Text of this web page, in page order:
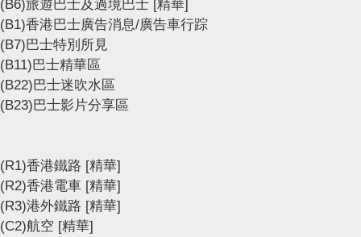
(B6)旅遊巴士及過境巴士 [精華]
(B1)香港巴士廣告消息/廣告車行踪
(B7)巴士特別所見
(B11)巴士精華區
(B22)巴士迷吹水區
(B23)巴士影片分享區
(R1)香港鐵路 [精華]
(R2)香港電車 [精華]
(R3)港外鐵路 [精華]
(C2)航空 [精華]